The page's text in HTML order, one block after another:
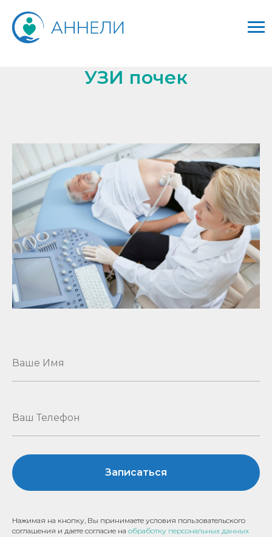
УЗИ почек
Записаться
Нажимая на кнопку, Вы принимаете условия пользовательского
соглашения и даете согласие на обработку персональных данных